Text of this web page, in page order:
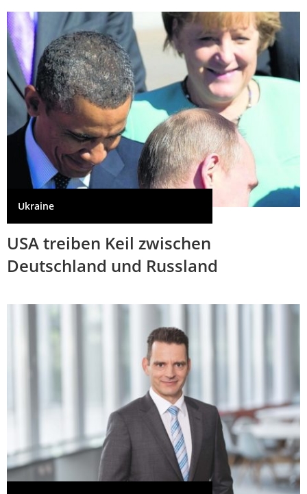
Ukraine
USA treiben Keil zwischen
Deutschland und Russland